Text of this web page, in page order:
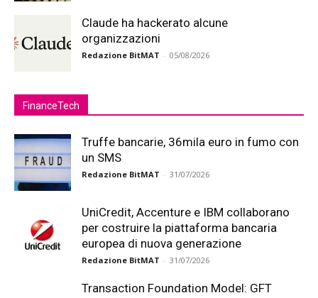
Claude ha hackerato alcune
organizzazioni
Redazione BitMAT - 05/08/2026
FinanceTech
Truffe bancarie, 36mila euro in fumo con
un SMS
Redazione BitMAT - 31/07/2026
UniCredit, Accenture e IBM collaborano
per costruire la piattaforma bancaria
europea di nuova generazione
Redazione BitMAT - 31/07/2026
Transaction Foundation Model: GFT